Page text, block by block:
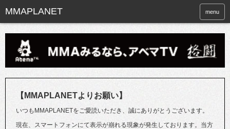
menu
【MMAPLANETよりお願い】
いつもMMAPLANETをご愛読いただき、誠にありがとうございます。
現在、スマートフォンにて表示が崩れる現象が発生しております。当方